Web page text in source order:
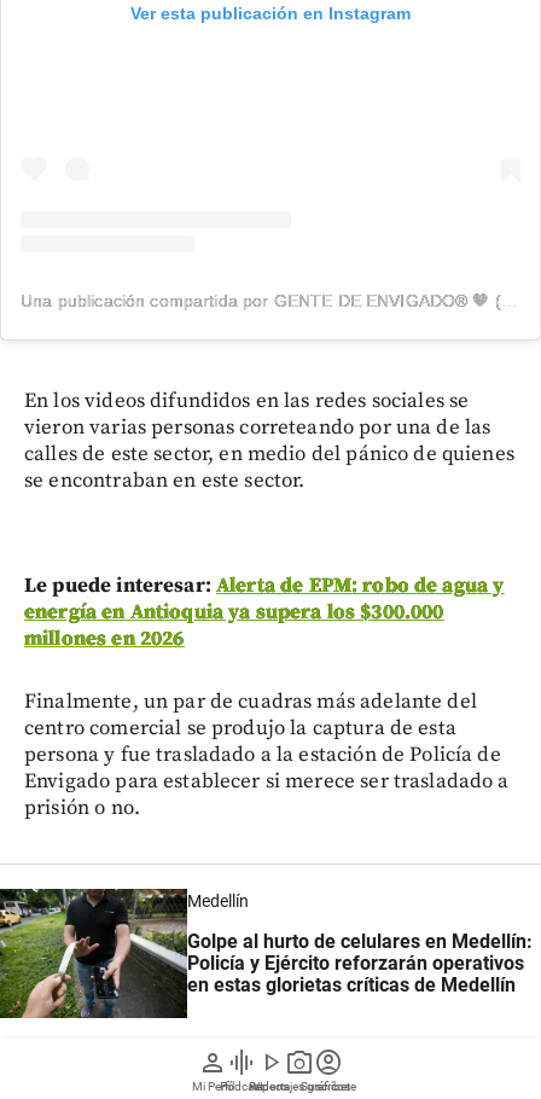
person
Mi Perfil
graphic_eq
Pódcast
play_arrow
Videos
photo_camera
Reportajes gráficos
account_circle
Suscríbete
Ver esta publicación en Instagram
Una publicación compartida por GENTE DE ENVIGADO® 🧡 (@genteenvigado)
En los videos difundidos en las redes sociales se
vieron varias personas correteando por una de las
calles de este sector, en medio del pánico de quienes
se encontraban en este sector.
Le puede interesar: Alerta de EPM: robo de agua y
energía en Antioquia ya supera los $300.000
millones en 2026
Finalmente, un par de cuadras más adelante del
centro comercial se produjo la captura de esta
persona y fue trasladado a la estación de Policía de
Envigado para establecer si merece ser trasladado a
prisión o no.
Medellín
Golpe al hurto de celulares en Medellín:
Policía y Ejército reforzarán operativos
en estas glorietas críticas de Medellín